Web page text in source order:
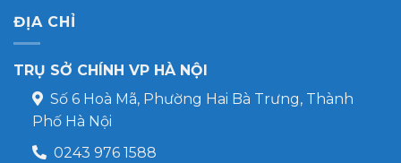
ĐỊA CHỈ
TRỤ SỞ CHÍNH VP HÀ NỘI
Số 6 Hoà Mã, Phường Hai Bà Trưng, Thành
Phố Hà Nội
0243 976 1588